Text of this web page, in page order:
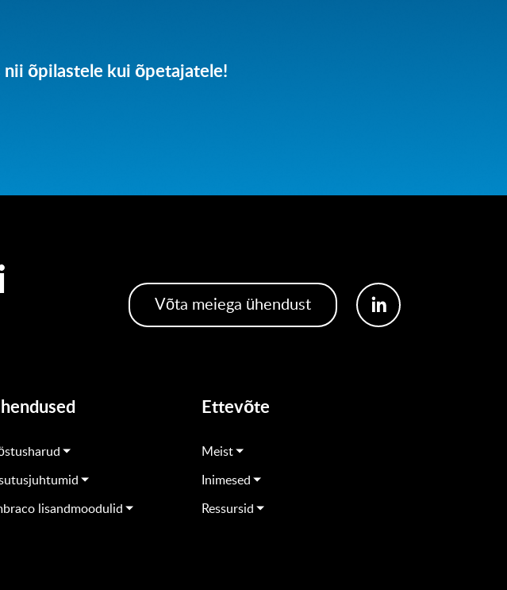
nii õpilastele kui õpetajatele!
Võta meiega ühendust
lisandmoodulid
Ettevõte
Meist
Inimesed
Ressursid